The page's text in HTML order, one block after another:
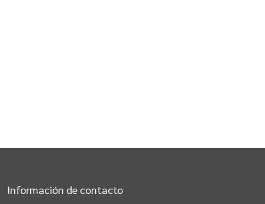
Información de contacto